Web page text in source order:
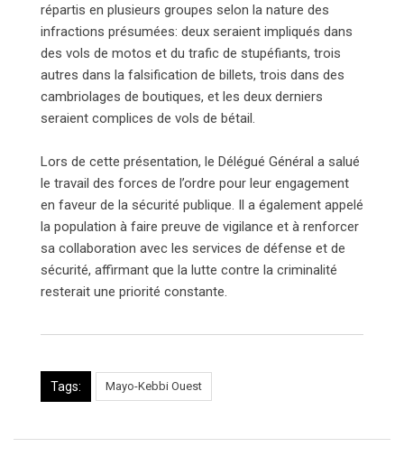
répartis en plusieurs groupes selon la nature des
infractions présumées: deux seraient impliqués dans
des vols de motos et du trafic de stupéfiants, trois
autres dans la falsification de billets, trois dans des
cambriolages de boutiques, et les deux derniers
seraient complices de vols de bétail.
Lors de cette présentation, le Délégué Général a salué
le travail des forces de l’ordre pour leur engagement
en faveur de la sécurité publique. Il a également appelé
la population à faire preuve de vigilance et à renforcer
sa collaboration avec les services de défense et de
sécurité, affirmant que la lutte contre la criminalité
resterait une priorité constante.
Tags: Mayo-Kebbi Ouest